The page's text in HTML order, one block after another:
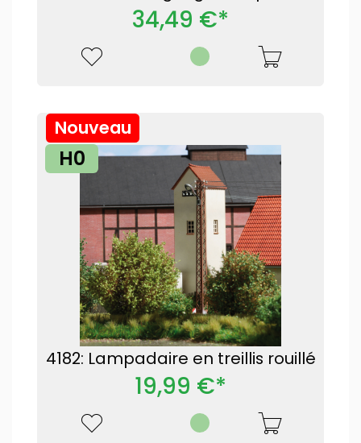
34,49 €*
H0
4182: Lampadaire en treillis rouillé
Nouveau
19,99 €*